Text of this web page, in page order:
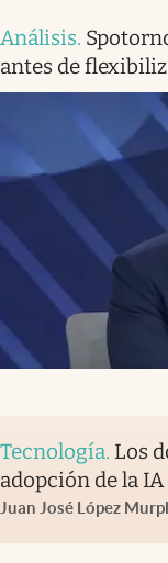
Análisis.
antes de
Tecnología. Los
adopción de la
Juan José López